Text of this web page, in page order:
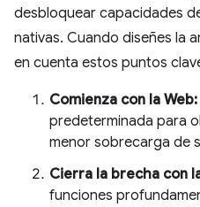
desbloquear capacidades
nativas. Cuando diseñes la
en cuenta estos puntos
Comienza con la Web:
predeterminada para
menor sobrecarga de
Cierra la brecha con
funciones